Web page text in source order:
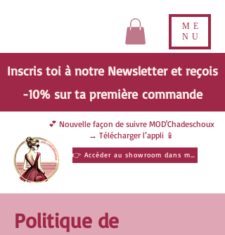
ME
NU
Inscris toi à notre Newsletter et reçois
-10% sur ta premièrecommande
💕 Nouvelle façon de suivre MOD'Chadeschoux
→ Télécharger l’appli 📱
👉 Accéder au showroom dans ma poche
Politique de